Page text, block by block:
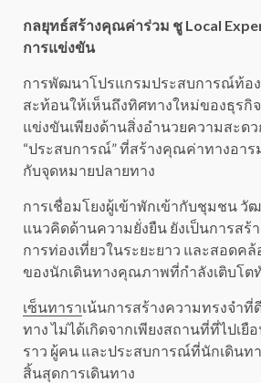
กลยุทธ์สร้างคุณค่าร่วม ชู Local
การแข่งขัน
การพัฒนาโปรแกรมประสบการณ์ท้อ
สะท้อนให้เห็นถึงทิศทางใหม่ของธุรกิ
แข่งขันเพียงด้านสิ่งอำนวยความสะด
“ประสบการณ์” ที่สร้างคุณค่าทางอา
กับจุดหมายปลายทาง
การเชื่อมโยงผู้เข้าพักเข้ากับชุมชน วั
แนวคิดด้านความยั่งยืน ยังเป็นการสร้
การท่องเที่ยวในระยะยาว และสอดค
ของนักเดินทางคุณภาพที่กำลังเติบโต
เซ็นทาราเน้นการสร้างความทรงจำที่
ทาง ไม่ได้เกิดจากเพียงสถานที่ที่ไปเยือ
ราว ผู้คน และประสบการณ์ที่นักเดินท
สิ้นสุดการเดินทาง